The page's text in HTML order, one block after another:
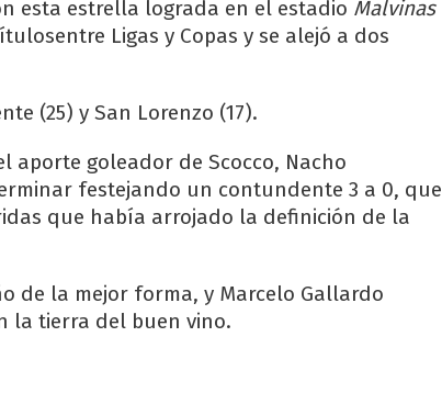
esta estrella lograda en el estadio Malvinas
Ligas y Copas y se alejó a dos
(25) y San Lorenzo (17).
aporte goleador de Scocco, Nacho
festejando un contundente 3 a 0, que
que había arrojado la definición de la
de la mejor forma, y Marcelo Gallardo
la tierra del buen vino.